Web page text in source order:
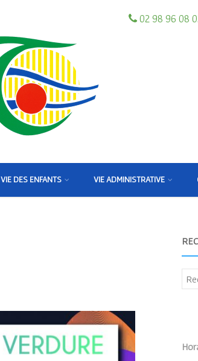
02 98 96 08
VIE DES ENFANTS VIE ADMINISTRATIVE